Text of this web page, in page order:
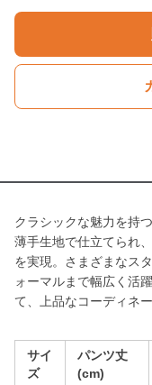
クラシックな魅力を持
薄手生地で仕立てられ
を実現。さまざまなス
ォーマルまで幅広く活
て、上品なコーディネ
サイ
ズ
パンツ丈
(cm)